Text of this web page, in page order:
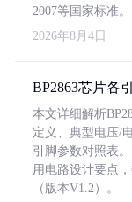
2007等国家标准。
2026年8月4日
BP2863芯片各
本文详细解析
定义、典型电压/
引脚参数对照表
用电路设计要点
（版本V1.2）。